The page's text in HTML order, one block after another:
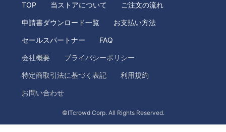
TOP 当ストアについて ご注文の流れ
申請書ダウンロード一覧 お支払い方法
セールスパートナー FAQ
会社概要 プライバシーポリシー
特定商取引法に基づく表記 利用規約
お問い合わせ
©ITcrowd Corp. All Rights Reserved.